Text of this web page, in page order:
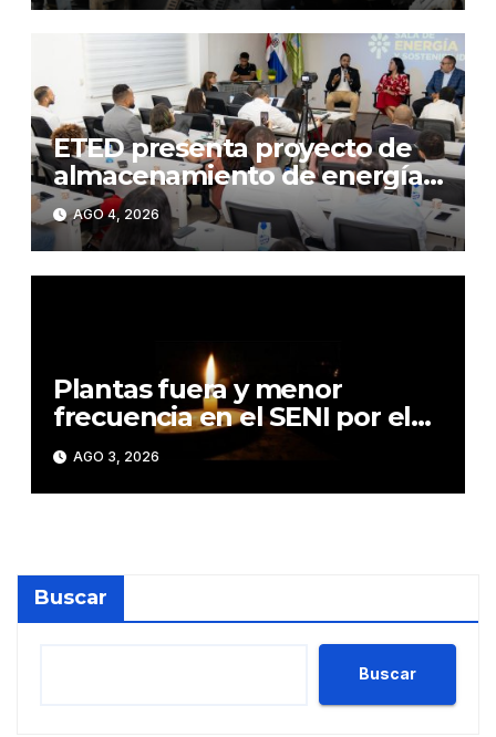
ETED presenta proyecto de
almacenamiento de energía
mediante baterías
AGO 4, 2026
Plantas fuera y menor
frecuencia en el SENI por el
calor elevan apagones
AGO 3, 2026
Buscar
Buscar